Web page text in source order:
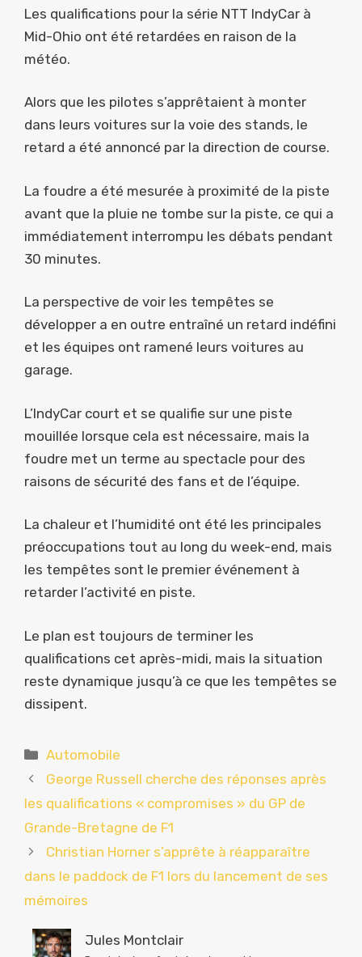
Les qualifications pour la série NTT IndyCar à
Mid-Ohio ont été retardées en raison de la
météo.
Alors que les pilotes s’apprêtaient à monter
dans leurs voitures sur la voie des stands, le
retard a été annoncé par la direction de course.
La foudre a été mesurée à proximité de la piste
avant que la pluie ne tombe sur la piste, ce qui a
immédiatement interrompu les débats pendant
30 minutes.
La perspective de voir les tempêtes se
développer a en outre entraîné un retard indéfini
et les équipes ont ramené leurs voitures au
garage.
L’IndyCar court et se qualifie sur une piste
mouillée lorsque cela est nécessaire, mais la
foudre met un terme au spectacle pour des
raisons de sécurité des fans et de l’équipe.
La chaleur et l’humidité ont été les principales
préoccupations tout au long du week-end, mais
les tempêtes sont le premier événement à
retarder l’activité en piste.
Le plan est toujours de terminer les
qualifications cet après-midi, mais la situation
reste dynamique jusqu’à ce que les tempêtes se
dissipent.
Catégories
Automobile
George Russell cherche des réponses après
les qualifications « compromises » du GP de
Grande-Bretagne de F1
Christian Horner s’apprête à réapparaître
dans le paddock de F1 lors du lancement de ses
mémoires
Jules Montclair